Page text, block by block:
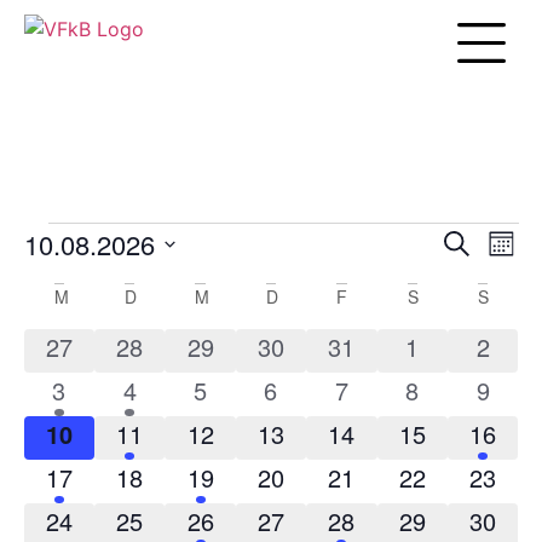
Suche
Suche
Monat
10.08.2026
wählen.
Kalender
von
Veranstaltungen
M D M D F S S
0 Veranstaltungen
27 0 Veranstaltungen
28 0 Veranstaltungen
29 0 Veranstaltungen
30 0 Veranstaltungen
31 0
1 0
2
1 Veranstaltung
3 1 Veranstaltung
4 0 Veranstaltungen
5 0 Veranstaltungen
6 0 Veranstaltungen
7 0
8 0
9
0 Veranstaltungen
10 2 Veranstaltungen
11 0 Veranstaltungen
12 0 Veranstaltungen
13 0 Veranstaltungen
14 0
15 1
16
1 Veranstaltung
17 0 Veranstaltungen
18 1 Veranstaltung
19 0 Veranstaltungen
20 0 Veranstaltungen
21 0
22 0
23
0 Veranstaltungen
24 0 Veranstaltungen
25 1 Veranstaltung
26 0 Veranstaltungen
27 1 Veranstaltung
28 0
29 0
30